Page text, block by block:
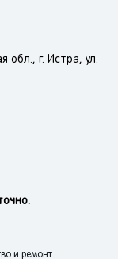
обл., г. Истра, ул.
и ремонт